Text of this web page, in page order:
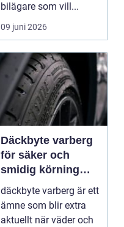
bilägare som vill...
09 juni 2026
Däckbyte varberg
för säker och
smidig körning
Året runt
däckbyte varberg är ett
ämne som blir extra
aktuellt när väder och